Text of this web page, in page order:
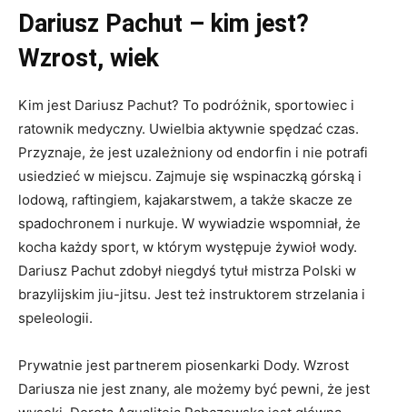
Dariusz Pachut – kim jest?
Wzrost, wiek
Kim jest Dariusz Pachut? To podróżnik, sportowiec i
ratownik medyczny. Uwielbia aktywnie spędzać czas.
Przyznaje, że jest uzależniony od endorfin i nie potrafi
usiedzieć w miejscu. Zajmuje się wspinaczką górską i
lodową, raftingiem, kajakarstwem, a także skacze ze
spadochronem i nurkuje. W wywiadzie wspomniał, że
kocha każdy sport, w którym występuje żywioł wody.
Dariusz Pachut zdobył niegdyś tytuł mistrza Polski w
brazylijskim jiu-jitsu. Jest też instruktorem strzelania i
speleologii.
Prywatnie jest partnerem piosenkarki Dody. Wzrost
Dariusza nie jest znany, ale możemy być pewni, że jest